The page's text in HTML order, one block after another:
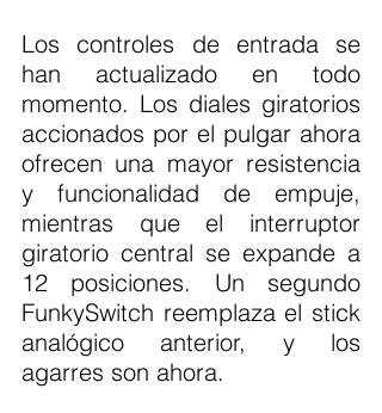
Los controles de entrada se
han actualizado en todo
momento. Los diales giratorios
accionados por el pulgar ahora
ofrecen una mayor resistencia
y funcionalidad de empuje,
mientras que el interruptor
giratorio central se expande a
12 posiciones. Un segundo
FunkySwitch reemplaza el stick
analógico anterior, y los
agarres son ahora.